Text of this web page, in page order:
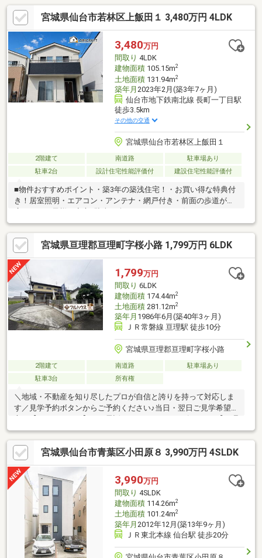
宮城県仙台市若林区上飯田１ 3,480万円 4LDK
3,480万円
間取り 4LDK
建物面積105.15m2
土地面積131.94m2
築年月 2023年2月(築3年7ヶ月)
仙台市地下鉄南北線 長町一丁目駅
徒歩3.5km
その他の交通
宮城県仙台市若林区上飯田１
2階建て 南道路
駐車場あり
駐車2台
設計住宅性能評価付 建設住宅性能評価付
■物件おすすめポイント・築3年の築浅住宅！・お買い得な特典付
き！居室照明・エアコン・アンテナ・網戸付き・前面の歩道が幅
とも可能です♪※現在居住中の為、ご内覧ご希望の方は事前にご連
絡ください。■周辺環境・アクセス・七十七銀行 徒歩4分・沖野
東小学校 徒歩11分・沖野中学校 徒歩15分・ミニストップ
徒歩4分・COOP 徒歩11分《ご内覧大歓迎です！》●ご内覧の
集合は、物件現地・お迎え・店舗などご指定ください♪●平日のお
仕事終わりや土日・祝日のご内覧も大歓迎です！時間や日にちは
調整いたします。
宮城県亘理郡亘理町字桜小路 1,799万円 6LDK
1,799万円
間取り 6LDK
建物面積174.44m2
土地面積281.12m2
築年月 1986年6月(築40年3ヶ月)
ＪＲ常磐線 亘理駅 徒歩10分
宮城県亘理郡亘理町字桜小路
2階建て 南道路
駐車場あり
駐車3台
所有権
＼地域・不動産を知り尽したプロが自信と誇りを持って対応しま
す／見学予約ボタンからご予約ください♪当日・翌日ご見学希望の
町3期】の魅力／・JR常磐線「亘理」駅 徒歩10分・亘理小学
校 徒歩4分・亘理カトリック保育園 徒歩6分・ヨークベニマル
亘理店 徒歩10分・薬王堂亘理祝田店 徒歩10分・カインズ亘理
店 徒歩15分・亘理郵便局 徒歩10分・セブンイレブン亘理祝田
店 徒歩8分・南西角地・駐車場並列3台※私道持分有（1/5）※プ
ロパンガス※現況と相違する場合は現況優先とします
宮城県仙台市青葉区小田原８ 3,990万円 4SLDK
3,990万円
間取り 4SLDK
建物面積114.26m2
土地面積101.24m2
築年月 2012年12月(築13年9ヶ月)
ＪＲ東北本線 仙台駅 徒歩20分